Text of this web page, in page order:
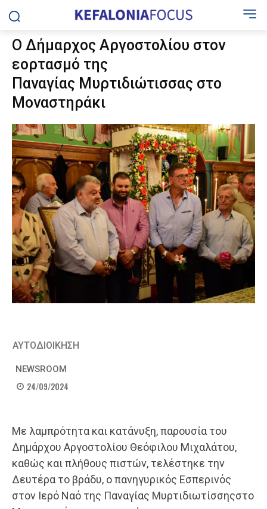
Ο Δήμαρχος Αργοστολίου στον
εορτασμό της
Παναγίας Μυρτιδιώτισσας στο
Μοναστηράκι
ΑΥΤΟΔΙΟΙΚΗΣΗ
NEWSROOM
24/09/2024
Με λαμπρότητα και κατάνυξη, παρουσία του
Δημάρχου Αργοστολίου Θεόφιλου Μιχαλάτου,
καθώς και πλήθους πιστών, τελέστηκε την
Δευτέρα το βράδυ, ο πανηγυρικός Εσπερινός
στον Ιερό Ναό της Παναγίας Μυρτιδιωτίσσηςστο